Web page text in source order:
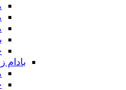
بادام